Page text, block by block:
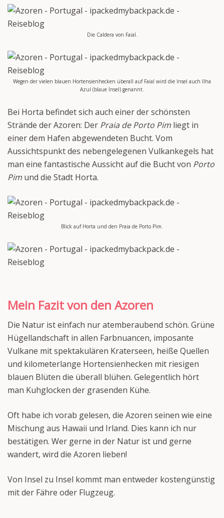
Die Caldera von Faial.
Wegen der vielen blauen Hortensienhecken überall auf Faial wird die Insel auch Ilha
Azul (blaue Insel) genannt.
Bei Horta befindet sich auch einer der schönsten
Strände der Azoren: Der Praia de Porto Pim liegt in
einer dem Hafen abgewendeten Bucht. Vom
Aussichtspunkt des nebengelegenen Vulkankegels hat
man eine fantastische Aussicht auf die Bucht von Porto
Pim und die Stadt Horta.
Blick auf Horta und den Praia de Porto Pim.
Mein Fazit von den Azoren
Die Natur ist einfach nur atemberaubend schön. Grüne
Hügellandschaft in allen Farbnuancen, imposante
Vulkane mit spektakulären Kraterseen, heiße Quellen
und kilometerlange Hortensienhecken mit riesigen
blauen Blüten die überall blühen. Gelegentlich hört
man Kuhglocken der grasenden Kühe.
Oft habe ich vorab gelesen, die Azoren seinen wie eine
Mischung aus Hawaii und Irland. Dies kann ich nur
bestätigen. Wer gerne in der Natur ist und gerne
wandert, wird die Azoren lieben!
Von Insel zu Insel kommt man entweder kostengünstig
mit der Fähre oder Flugzeug.